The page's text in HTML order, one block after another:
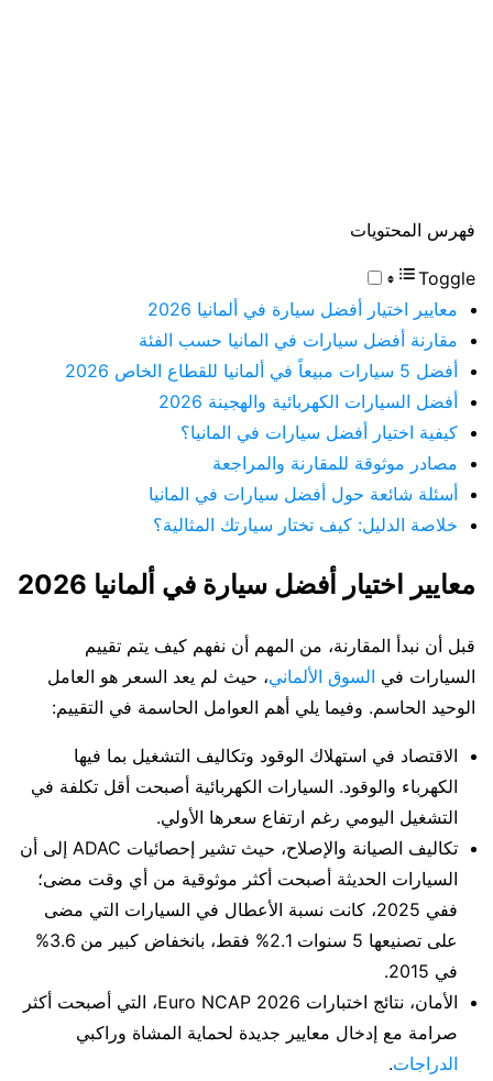
فهرس المحتويات
Toggle
معايير اختيار أفضل سيارة في ألمانيا 2026
مقارنة أفضل سيارات في المانيا حسب الفئة
أفضل 5 سيارات مبيعاً في ألمانيا للقطاع الخاص 2026
أفضل السيارات الكهربائية والهجينة 2026
كيفية اختيار أفضل سيارات في المانيا؟
مصادر موثوقة للمقارنة والمراجعة
أسئلة شائعة حول أفضل سيارات في المانيا
خلاصة الدليل: كيف تختار سيارتك المثالية؟
معايير اختيار أفضل سيارة في ألمانيا 2026
قبل أن نبدأ المقارنة، من المهم أن نفهم كيف يتم تقييم
السيارات في السوق الألماني، حيث لم يعد السعر هو العامل
الوحيد الحاسم. وفيما يلي أهم العوامل الحاسمة في التقييم:
الاقتصاد في استهلاك الوقود وتكاليف التشغيل بما فيها
الكهرباء والوقود. السيارات الكهربائية أصبحت أقل تكلفة في
التشغيل اليومي رغم ارتفاع سعرها الأولي.
تكاليف الصيانة والإصلاح، حيث تشير إحصائيات ADAC إلى أن
السيارات الحديثة أصبحت أكثر موثوقية من أي وقت مضى؛
ففي 2025، كانت نسبة الأعطال في السيارات التي مضى
على تصنيعها 5 سنوات 2.1% فقط، بانخفاض كبير من 3.6%
في 2015.
الأمان، نتائج اختبارات Euro NCAP 2026، التي أصبحت أكثر
صرامة مع إدخال معايير جديدة لحماية المشاة وراكبي
الدراجات.